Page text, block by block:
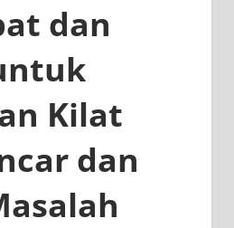
dan
Kilat
dan